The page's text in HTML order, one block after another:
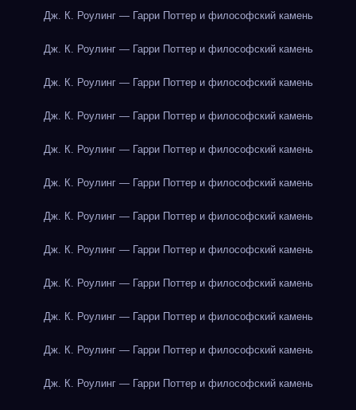
Дж. К. Роулинг — Гарри Поттер и философский камень
Дж. К. Роулинг — Гарри Поттер и философский камень
Дж. К. Роулинг — Гарри Поттер и философский камень
Дж. К. Роулинг — Гарри Поттер и философский камень
Дж. К. Роулинг — Гарри Поттер и философский камень
Дж. К. Роулинг — Гарри Поттер и философский камень
Дж. К. Роулинг — Гарри Поттер и философский камень
Дж. К. Роулинг — Гарри Поттер и философский камень
Дж. К. Роулинг — Гарри Поттер и философский камень
Дж. К. Роулинг — Гарри Поттер и философский камень
Дж. К. Роулинг — Гарри Поттер и философский камень
Дж. К. Роулинг — Гарри Поттер и философский камень